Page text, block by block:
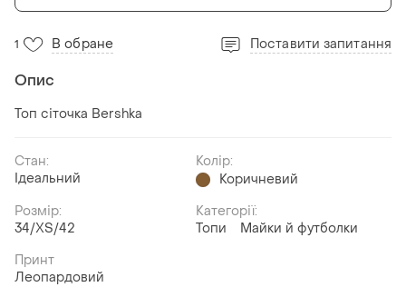
1 В обране Поставити запитання
Опис
Топ сіточка Bershka
Стан:
Ідеальний
Колір:
Коричневий
Розмір:
34/XS/42
Категорії:
Топи
Майки й футболки
Принт
Леопардовий